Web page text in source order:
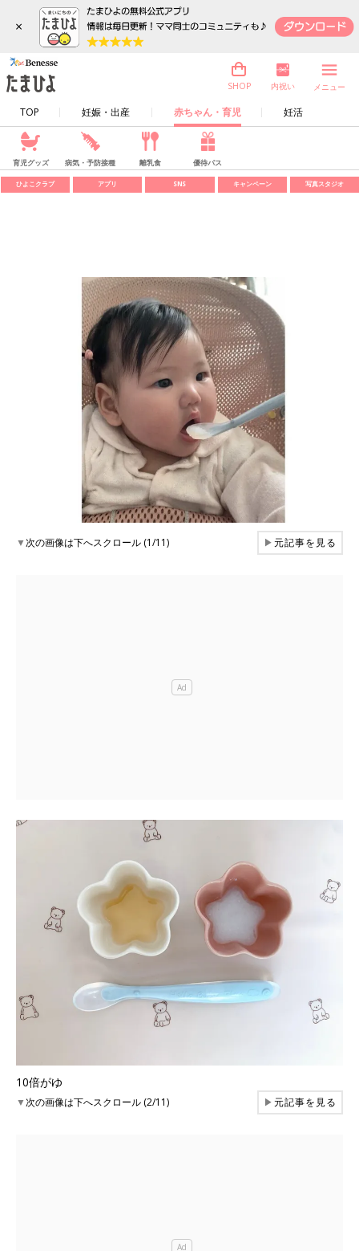
×
TOP 妊娠・出産 赤ちゃん・育児 妊活
SHOP 内祝い メニュー
育児グッズ 病気・予防接種 離乳食 優待パス
ひよこクラブ アプリ SNS キャンペーン 写真スタジオ
▼次の画像は下へスクロール (1/11) ▶元記事を見る
10倍がゆ
▼次の画像は下へスクロール (2/11) ▶元記事を見る